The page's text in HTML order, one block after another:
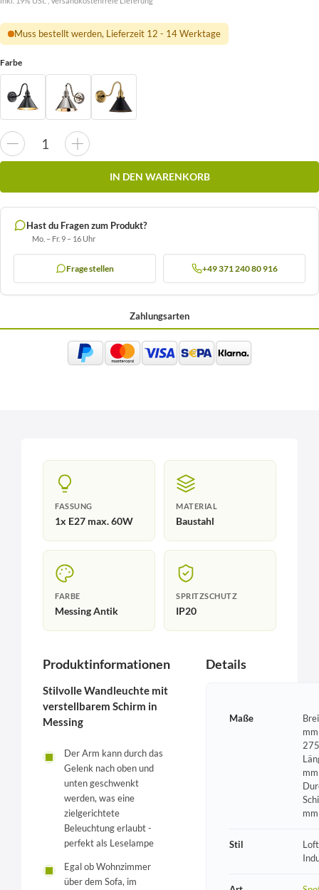
Muss bestellt werden, Lieferzeit 12 - 14 Werktage
Farbe
IN DEN WARENKORB
Hast du Fragen zum Produkt?
Mo. – Fr. 9 – 16 Uhr
Frage stellen +49 371 240 80 916
Zahlungsarten
FASSUNG
1x E27 max. 60W
MATERIAL
Baustahl
FARBE
Messing Antik
SPRITZSCHUTZ
IP20
Produktinformationen
Stilvolle Wandleuchte mit
verstellbarem Schirm in
Messing
Der Arm kann durch das
Gelenk nach oben und
unten geschwenkt
werden, was eine
zielgerichtete
Beleuchtung erlaubt -
perfekt als Leselampe
Egal ob Wohnzimmer
über dem Sofa, im
Details
Maße
mm
Stil